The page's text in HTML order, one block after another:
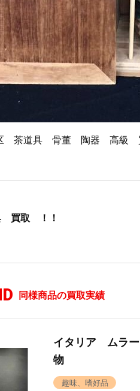
茶道具 骨董 陶器 高級
買取 ！！
同様商品の買取実績
イタリア ムラ
物
趣味、嗜好品